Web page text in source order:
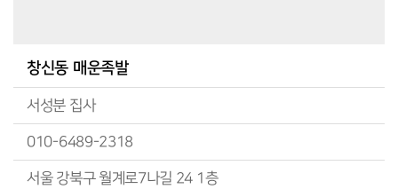
창신동 매운족발
서성분 집사
010-6489-2318
서울 강북구 월계로7나길 24 1층